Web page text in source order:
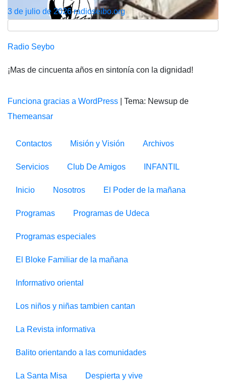
3 de julio de 2026radioseibo.org
Radio Seybo
¡Mas de cincuenta años en sintonía con la dignidad!
Funciona gracias a WordPress
Tema: Newsup de
Themeansar
Contactos Misión y Visión Archivos
Servicios Club De Amigos INFANTIL
Inicio Nosotros El Poder de la mañana
Programas Programas de Udeca
Programas especiales
El Bloke Familiar de la mañana
Informativo oriental
Los niños y niñas tambien cantan
La Revista informativa
Balito orientando a las comunidades
La Santa Misa Despierta y vive